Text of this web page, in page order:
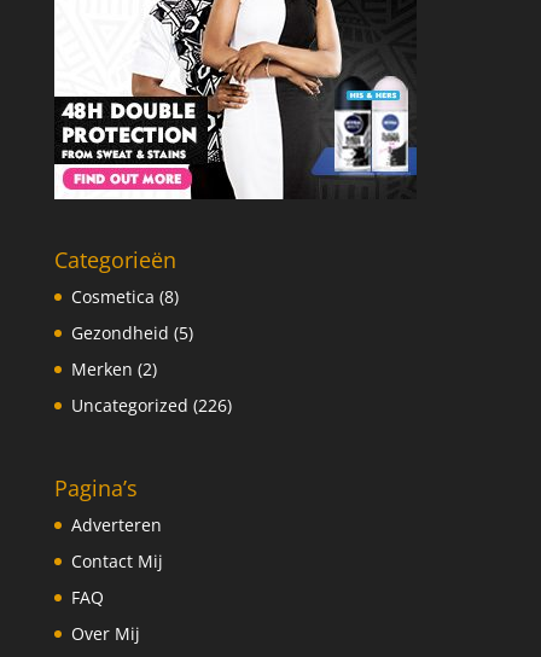
Categorieën
Cosmetica (8)
Gezondheid (5)
Merken (2)
Uncategorized (226)
Pagina’s
Adverteren
Contact Mij
FAQ
Over Mij